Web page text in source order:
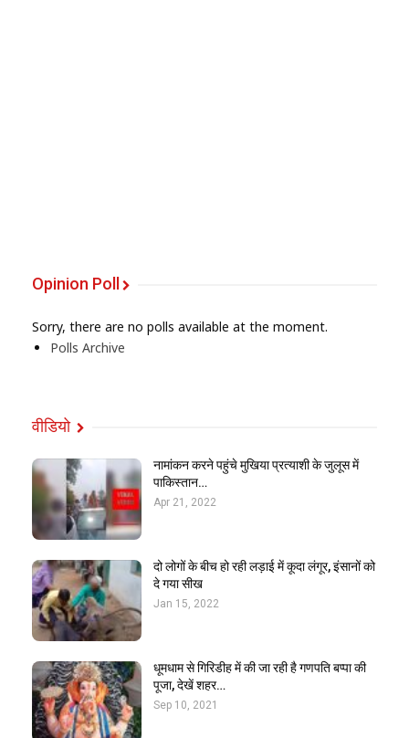
Opinion Poll
Sorry, there are no polls available at the moment.
Polls Archive
वीडियो
नामांकन करने पहुंचे मुखिया प्रत्याशी के जुलूस में
पाकिस्तान…
Apr 21, 2022
दो लोगों के बीच हो रही लड़ाई में कूदा लंगूर, इंसानों को
दे गया सीख
Jan 15, 2022
धूमधाम से गिरिडीह में की जा रही है गणपति बप्पा की
पूजा, देखें शहर…
Sep 10, 2021